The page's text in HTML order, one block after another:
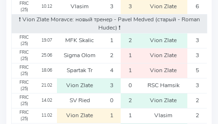
FRIC
(25)
10.12 Vlasim 3 3 Vion Zlate
6
❗️ Vion Zlate Moravce: новый тренер - Pavel Medved (старый - Roman
Hudec) ❗️
FRIC
(25)
19.07 MFK Skalic 1 2 Vion Zlate 3
FRIC
(25)
25.06 Sigma Olom 2 1 Vion Zlate 3
FRIC
(25)
18.06 Spartak Tr 4 1 Vion Zlate 5
FRIC
(25)
21.02 Vion Zlate 3 0 RSC Hamsik 3
FRIC
(25)
14.02 SV Ried 0 2 Vion Zlate 2
FRIC
(25)
11.02 Vion Zlate 1 1 Vlasim 2